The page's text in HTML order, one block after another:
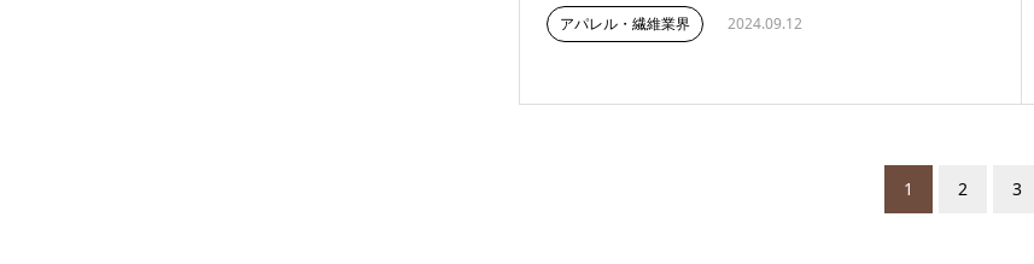
アパレル・繊維業界 2024.09.12
1 2 3